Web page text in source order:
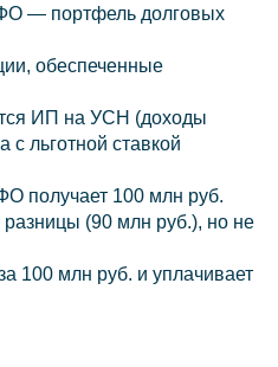
— портфель долговых
обеспеченные
ИП на УСН (доходы
с льготной ставкой
получает 100 млн руб.
(90 млн руб.), но не
100 млн руб. и уплачивает